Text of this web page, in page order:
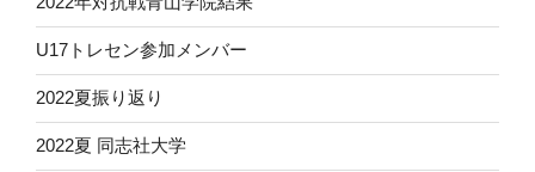
U17トレセン参加メンバー
2022夏振り返り
2022夏 同志社大学